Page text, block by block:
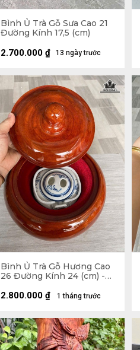
Bình Ủ Trà Gỗ Sưa Cao 21
Đường Kính 17,5 (cm)
13 ngày trước
2.700.000 ₫
Bình Ủ Trà Gỗ Hương Cao
26 Đường Kính 24 (cm) -
1 tháng trước
2.800.000 ₫